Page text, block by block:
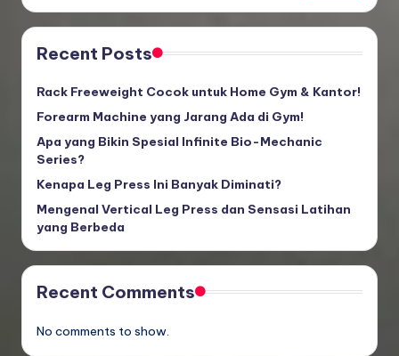
Recent Posts
Rack Freeweight Cocok untuk Home Gym & Kantor!
Forearm Machine yang Jarang Ada di Gym!
Apa yang Bikin Spesial Infinite Bio-Mechanic
Series?
Kenapa Leg Press Ini Banyak Diminati?
Mengenal Vertical Leg Press dan Sensasi Latihan
yang Berbeda
Recent Comments
No comments to show.